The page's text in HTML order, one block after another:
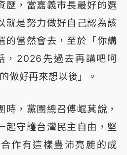
歷，當嘉義市長最好的選
就是努力做好自己認為該
的當然會去，至於「你講
，2026先過去再講吧呵
做好再來想以後」。
時，黨團總召傅崐萁說，
起守護台灣民主自由，堅
作有這樣豐沛亮麗的成